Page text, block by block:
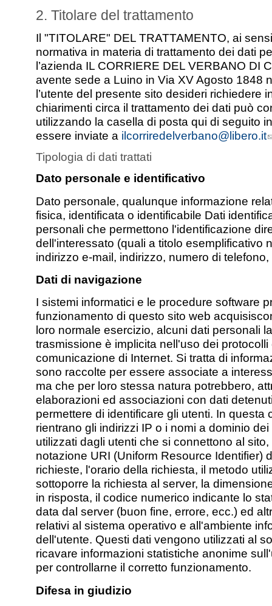
2. Titolare del trattamento
Il "TITOLARE" DEL TRATTAMENTO, ai
normativa in materia di trattamento dei dati
l’azienda IL CORRIERE DEL VERBANO DI
avente sede a Luino in Via XV Agosto 1848
l’utente del presente sito desideri richiedere
chiarimenti circa il trattamento dei dati può
utilizzando la casella di posta qui di seguito
essere inviate a ilcorriredelverbano@libero.it
Tipologia di dati trattati
Dato personale e identificativo
Dato personale, qualunque informazione
fisica, identificata o identificabile Dati
personali che permettono l'identificazione
dell'interessato (quali a titolo esemplificativo
indirizzo e-mail, indirizzo, numero di telefono,
Dati di navigazione
I sistemi informatici e le procedure software
funzionamento di questo sito web
loro normale esercizio, alcuni dati personali
trasmissione è implicita nell'uso dei protocolli
comunicazione di Internet. Si tratta di
sono raccolte per essere associate a
ma che per loro stessa natura potrebbero,
elaborazioni ed associazioni con dati
permettere di identificare gli utenti. In questa
rientrano gli indirizzi IP o i nomi a dominio
utilizzati dagli utenti che si connettono al
notazione URI (Uniform Resource Identifier)
richieste, l'orario della richiesta, il metodo
sottoporre la richiesta al server, la
in risposta, il codice numerico indicante lo
data dal server (buon fine, errore, ecc.) ed
relativi al sistema operativo e all'ambiente
dell'utente. Questi dati vengono utilizzati al
ricavare informazioni statistiche anonime
per controllarne il corretto funzionamento.
Difesa in giudizio